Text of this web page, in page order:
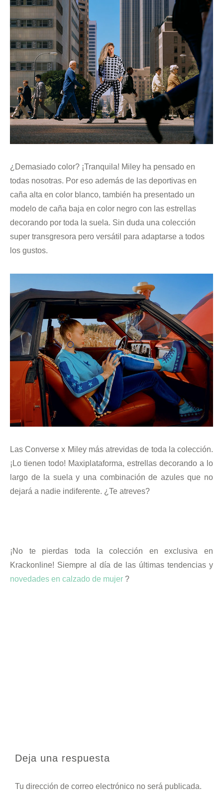
¿Demasiado color? ¡Tranquila! Miley ha pensado en
todas nosotras. Por eso además de las deportivas en
caña alta en color blanco, también ha presentado un
modelo de caña baja en color negro con las estrellas
decorando por toda la suela. Sin duda una colección
super transgresora pero versátil para adaptarse a todos
los gustos.
Las Converse x Miley más atrevidas de toda la colección.
¡Lo tienen todo! Maxiplataforma, estrellas decorando a lo
largo de la suela y una combinación de azules que no
dejará a nadie indiferente. ¿Te atreves?
¡No te pierdas toda la colección en exclusiva en
Krackonline! Siempre al día de las últimas tendencias y
novedades en calzado de mujer ?
Deja una respuesta
Tu dirección de correo electrónico no será publicada.